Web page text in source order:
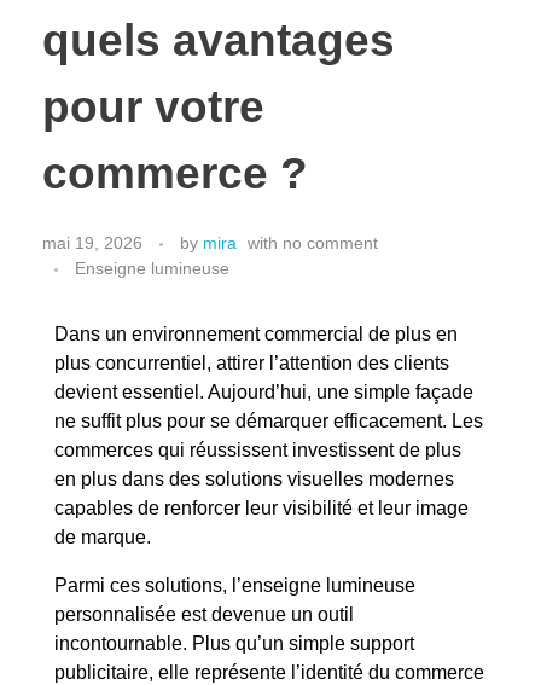
quels avantages
pour votre
commerce ?
mai 19, 2026 by mira with no comment
Enseigne lumineuse
Dans un environnement commercial de plus en
plus concurrentiel, attirer l’attention des clients
devient essentiel. Aujourd’hui, une simple façade
ne suffit plus pour se démarquer efficacement. Les
commerces qui réussissent investissent de plus
en plus dans des solutions visuelles modernes
capables de renforcer leur visibilité et leur image
de marque.
Parmi ces solutions, l’enseigne lumineuse
personnalisée est devenue un outil
incontournable. Plus qu’un simple support
publicitaire, elle représente l’identité du commerce